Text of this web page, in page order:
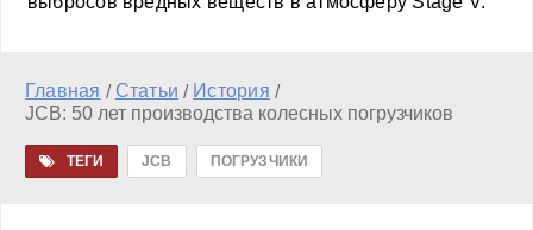
Главная / Статьи / История /
JCB: 50 лет производства колесных погрузчиков
ТЕГИ JCB ПОГРУЗЧИКИ